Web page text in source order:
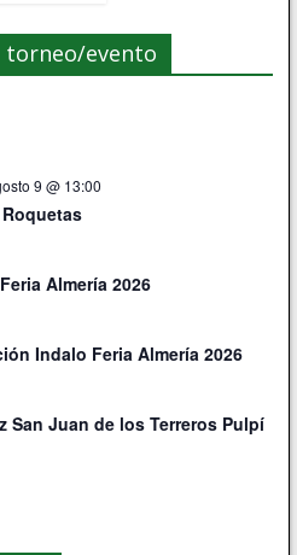
torneo/evento
9 @ 13:00
Almería 2026
Indalo Feria Almería 2026
San Juan de los Terreros Pulpí